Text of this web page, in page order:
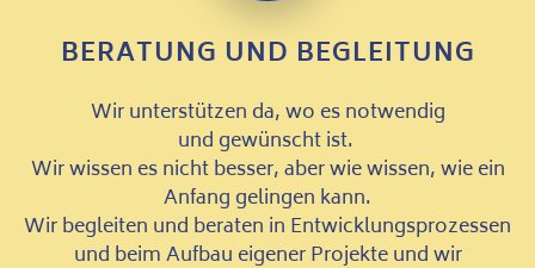
BERATUNG UND BEGLEITUNG
Wir unterstützen da, wo es notwendig
und gewünscht ist.
Wir wissen es nicht besser, aber wie wissen, wie ein
Anfang gelingen kann.
Wir begleiten und beraten in Entwicklungsprozessen
und beim Aufbau eigener Projekte und wir